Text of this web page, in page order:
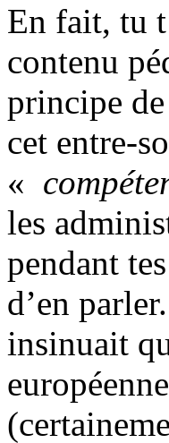
En fait, tu
contenu
principe
cet entre-
«
les
pendant
d’en
insinuait